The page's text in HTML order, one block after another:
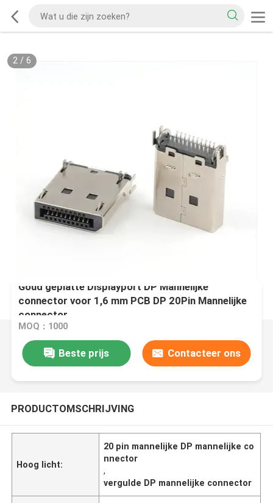
2/ 6
Goud geplatte Displayport DP Mannelijke
connector voor 1,6 mm PCB DP 20Pin Mannelijke
connector
MOQ：1000
Beste prijs Contacteer ons
PRODUCTOMSCHRIJVING
Hoog licht:
20 pin mannelijke DP mannelijke co
nnector
,
vergulde DP mannelijke connector